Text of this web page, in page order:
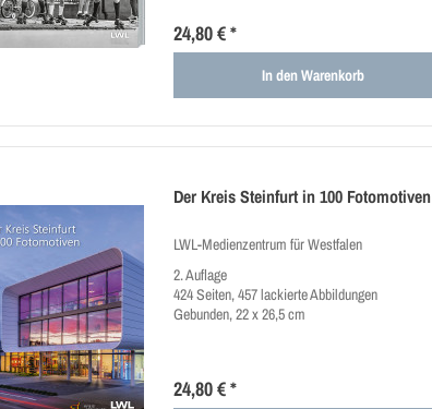
24,80 € *
In denWarenkorb
Der Kreis Steinfurt in 100 Fotomotiven
LWL-Medienzentrum für Westfalen
2. Auflage
424 Seiten, 457 lackierte Abbildungen
Gebunden, 22 x 26,5 cm
24,80 € *